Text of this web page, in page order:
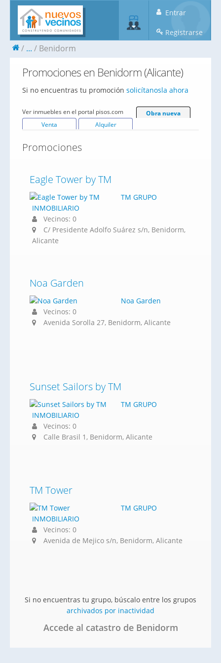
Entrar
Registrarse
... Benidorm
Promociones en Benidorm (Alicante)
Si no encuentras tu promoción solicítanosla ahora
Ver inmuebles en el portal pisos.com
Obra nueva
Venta
Alquiler
Promociones
Eagle Tower by TM
TM GRUPO
INMOBILIARIO
Vecinos: 0
C/ Presidente Adolfo Suárez s/n, Benidorm,
Alicante
Noa Garden
Noa Garden
Vecinos: 0
Avenida Sorolla 27, Benidorm, Alicante
Sunset Sailors by TM
TM GRUPO
INMOBILIARIO
Vecinos: 0
Calle Brasil 1, Benidorm, Alicante
TM Tower
TM GRUPO
INMOBILIARIO
Vecinos: 0
Avenida de Mejico s/n, Benidorm, Alicante
Si no encuentras tu grupo, búscalo entre los grupos
archivados por inactividad
Accede al catastro de Benidorm